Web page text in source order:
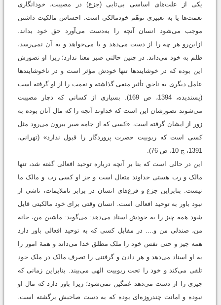
یکی از علت‌های اساسی بی‌تابی (جزع) در مصیبت، خودانگاری
نعمت‌ها یا به تعبیری توهّم خودمالکی است. احساس مالکیت داشتن
موجب می‌‌شود انسان آنچه را به‌دست می‌‌آورد حق خود بداند.
ازاین‌رو هر چه را از دست می‌‌دهد و یا می‌‌خواهد و به آن نمی‌رسد،
ظلم به خود می‌‌داند. در چنین حالتی صبر معنا ندارد؛ زیرا او تصورش
این بوده که در خوشایندها تنها خودش مؤثر است و در ناخوشایندها
عامل دیگری به ناحق تأثیر منفی گذاشته و نعمت را از او گرفته است
(پسندیده، 1394، ص 169). بسیاری از کسانی که دچار مصیبت
می‌‌شوند تصورشان این است که خداوند آنچه را که مال آنان بوده به
زور از ایشان گرفته است. «کسی که از جامه صبر بیرون می‌‌رود مثل
کسی است که ربوبیت حضرت پروردگار را قبول ندارد» (تهرانی،
1391، ج 10، ص 76).
این در حالی است که بنا بر آنچه درباره توحید افعالی گفته شد، تنها
مالک و رب هستی خداوند متعال است و جز او کسی رب و مالک ما
نیست. بنابراین جزع و فزع‌های انسان در برابر ناملایمات، ناشی از
نبود باور به توحید افعالی است. انسان وقتی برای خود مالکیتی قایل
شود همه چیز را به خودش اسناد می‌‌دهد: می‌گوید: ماشین من، خانة
من، صندلی من و.... در مقابل کسی که به توحید افعالی باور دارد
همه چیز و حتی نفس خود را ملک مطلق خدا می‌‌داند و همة امور را
به او اسناد می‌‌دهد و هر دادن و گرفتنی را تصرف مالک در ملک خود
تلقی می‌‌کند و خود را تحت ربوبیت الهی می‌‌بیند. بنابراین زمانی که
چیزی را از دست می‌‌دهد غمگین نمی‌شود؛ زیرا باور دارد که مال او
نبوده و امانت چندروزه‌ای بوده که به دست صاحبش برگشته است.